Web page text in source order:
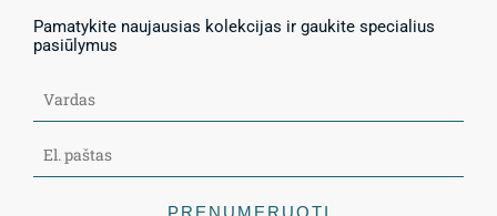
Pamatykite naujausias kolekcijas ir gaukite specialius
pasiūlymus